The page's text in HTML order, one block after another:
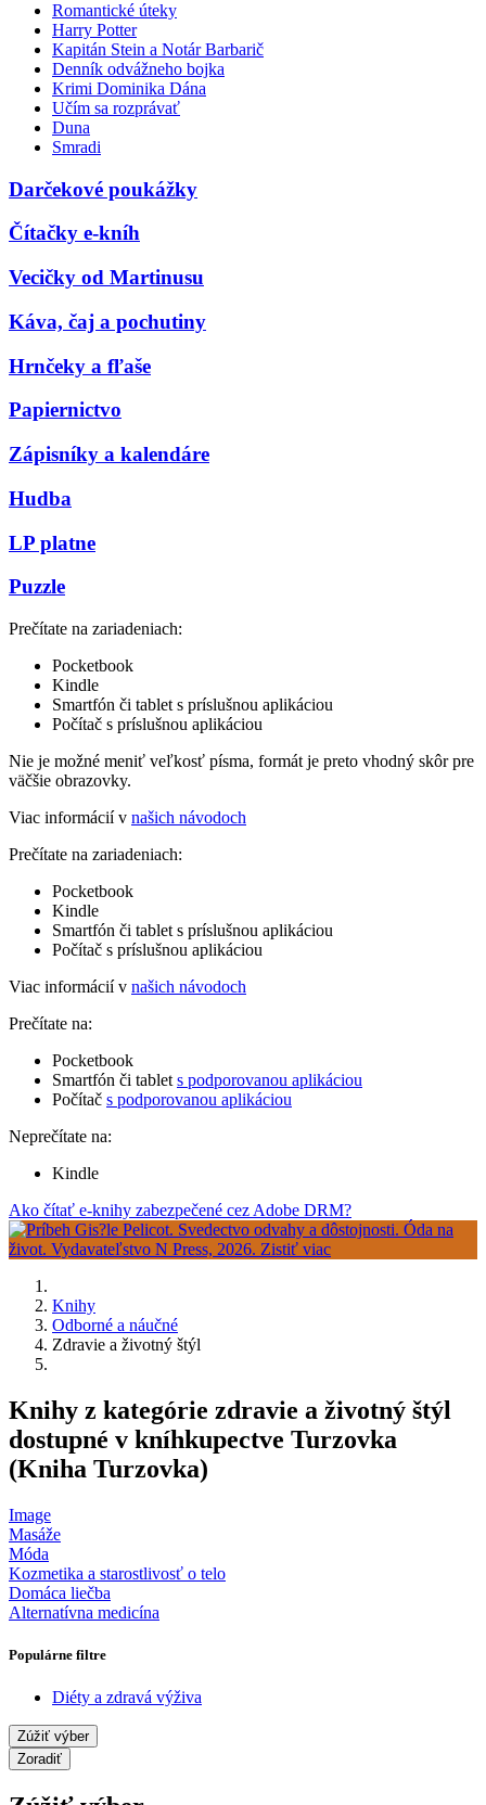
Romantické úteky
Harry Potter
Kapitán Stein a Notár Barbarič
Denník odvážneho bojka
Krimi Dominika Dána
Učím sa rozprávať
Duna
Smradi
Darčekové poukážky
Čítačky e-kníh
Vecičky od Martinusu
Káva, čaj a pochutiny
Hrnčeky a fľaše
Papiernictvo
Zápisníky a kalendáre
Hudba
LP platne
Puzzle
Prečítate na zariadeniach:
Pocketbook
Kindle
Smartfón či tablet s príslušnou aplikáciou
Počítač s príslušnou aplikáciou
Nie je možné meniť veľkosť písma, formát je preto vhodný skôr pre
väčšie obrazovky.
Viac informácií v našich návodoch
Prečítate na zariadeniach:
Pocketbook
Kindle
Smartfón či tablet s príslušnou aplikáciou
Počítač s príslušnou aplikáciou
Viac informácií v našich návodoch
Prečítate na:
Pocketbook
Smartfón či tablet s podporovanou aplikáciou
Počítač s podporovanou aplikáciou
Neprečítate na:
Kindle
Ako čítať e-knihy zabezpečené cez Adobe DRM?
Knihy
Odborné a náučné
Zdravie a životný štýl
Knihy z kategórie zdravie a životný štýl
dostupné v kníhkupectve Turzovka
(Kniha Turzovka)
Image
Masáže
Móda
Kozmetika a starostlivosť o telo
Domáca liečba
Alternatívna medicína
Populárne filtre
Diéty a zdravá výživa
Zúžiť výber
Zoradiť